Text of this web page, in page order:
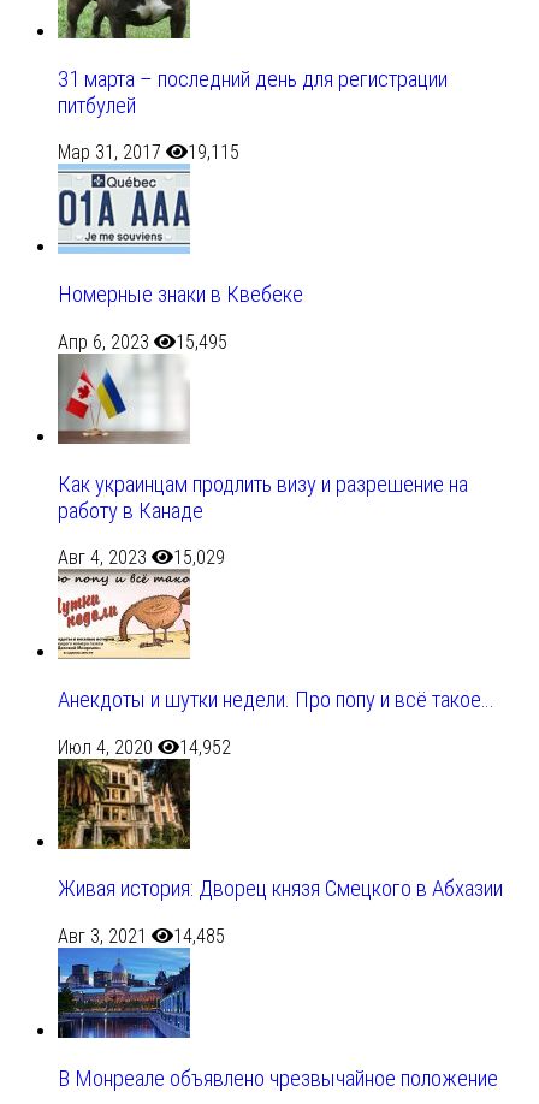
31 марта – последний день для регистрации
питбулей
Мар 31, 2017 19,115
Номерные знаки в Квебеке
Апр 6, 2023 15,495
Как украинцам продлить визу и разрешение на
работу в Канаде
Авг 4, 2023 15,029
Анекдоты и шутки недели. Про попу и всё такое…
Июл 4, 2020 14,952
Живая история: Дворец князя Смецкого в Абхазии
Авг 3, 2021 14,485
В Монреале объявлено чрезвычайное положение